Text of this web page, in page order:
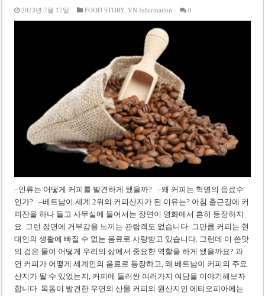
2023년 7월 17일 FOOD STORY,VN Information 0
–인류는 어떻게 커피를 발견하게 됐을까? –왜 커피는 혁명의 음료수
인가? –베트남이 세계 2위의 커피산지가 된 이유는? 아침 출근길에 커
피잔을 하나 들고 사무실에 들어서는 장면이 영화에서 흔히 등장하지
요. 그런 장면에 거부감을 느끼는 관람객도 없습니다. 그만큼 커피는 현
대인의 생활에 빠질 수 없는 음료로 사랑받고 있습니다. 그런데 이 쓴맛
의 검은 물이 어떻게 우리의 삶에서 중요한 역할을 하게 됐을까요? 과
연 커피가 어떻게 세계인의 음료로 등장하고, 왜 베트남이 커피의 주요
산지가 될 수 있었는지, 커피에 둘러싼 여러가지 여담을 이야기해보자
합니다. 목동이 발견한 우연의 산물 커피의 원산지인 에티오피아에는